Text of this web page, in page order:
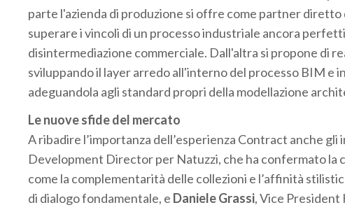
parte l'azienda di produzione si offre come partner
superare i vincoli di un processo industriale ancora
disintermediazione commerciale. Dall'altra si propone di
sviluppando il layer arredo all'interno del processo BIM e
adeguandola agli standard propri della modellazione
Le nuove sfide del mercato
A ribadire l’importanza dell’esperienza Contract anche
Development Director per Natuzzi, che ha confermato
come la complementarità delle collezioni e l’affinità
di dialogo fondamentale, e Daniele Grassi, Vice President